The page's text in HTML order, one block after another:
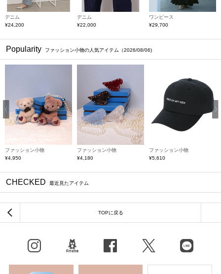
デニム
¥24,200
デニム
¥22,000
ワンピース
¥29,700
Popularity ファッション小物の人気アイテム（2026/08/06)
Previous
ファッション小物
¥4,950
ファッション小物
¥4,180
ファッション小物
¥5,610
CHECKED 最近見たアイテム
TOPに戻る
X（旧Twitter） LINE